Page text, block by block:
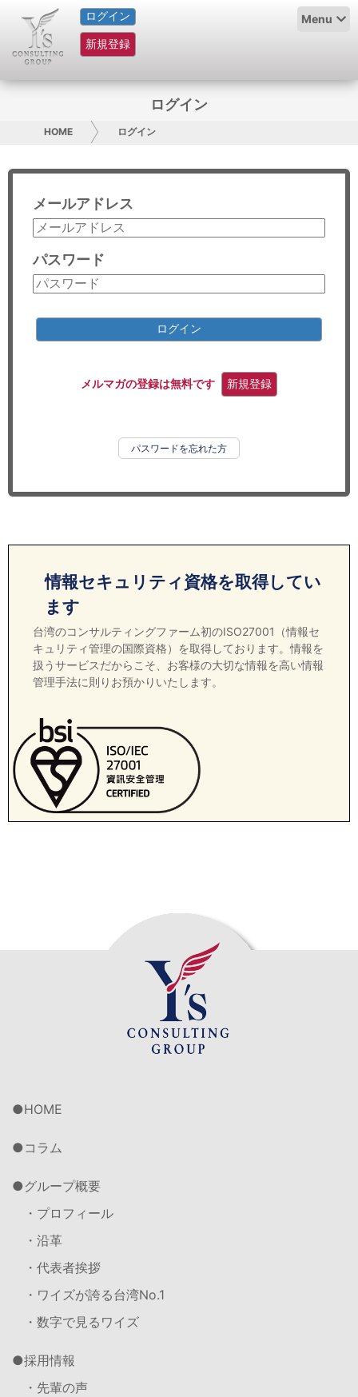
ログイン
新規登録
Menu
HOME
サービス紹介
グループ概要
採用情報
お問い合わせ
コンサルティング
リサーチ
ログイン
HOME ログイン
メールアドレス
パスワード
ログイン
メルマガの登録は無料です 新規登録
パスワードを忘れた方
情報セキュリティ資格を取得してい
ます
台湾のコンサルティングファーム初のISO27001（情報セ
キュリティ管理の国際資格）を取得しております。情報を
扱うサービスだからこそ、お客様の大切な情報を高い情報
管理手法に則りお預かりいたします。
HOME
コラム
グループ概要
・プロフィール
・沿革
・代表者挨拶
・ワイズが誇る台湾No.1
・数字で見るワイズ
採用情報
・先輩の声